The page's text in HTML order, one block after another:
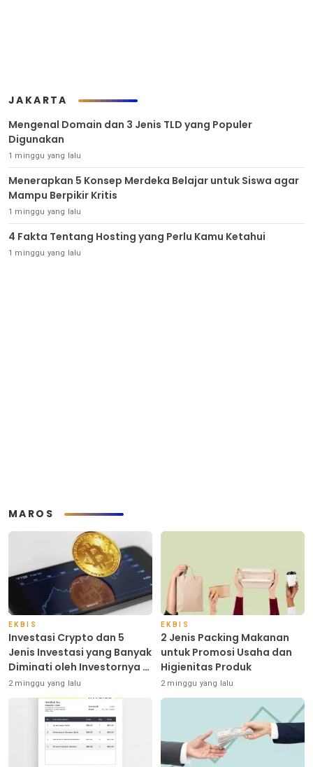
JAKARTA
Mengenal Domain dan 3 Jenis TLD yang Populer
Digunakan
1 minggu yang lalu
Menerapkan 5 Konsep Merdeka Belajar untuk Siswa agar
Mampu Berpikir Kritis
1 minggu yang lalu
4 Fakta Tentang Hosting yang Perlu Kamu Ketahui
1 minggu yang lalu
MAROS
EKBIS
Investasi Crypto dan 5
Jenis Investasi yang Banyak
Diminati oleh Investornya di
Indonesia
2 minggu yang lalu
EKBIS
2 Jenis Packing Makanan
untuk Promosi Usaha dan
Higienitas Produk
2 minggu yang lalu